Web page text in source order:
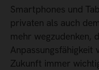
Smartphones und
privaten als auch
mehr wegzudenken,
Anpassungsfähigkeit
Zukunft immer